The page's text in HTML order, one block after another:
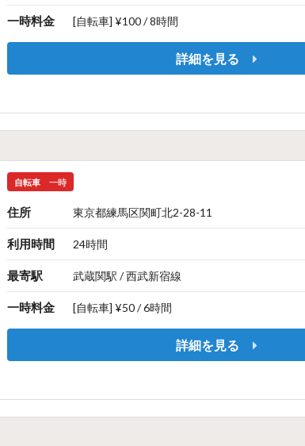
一時料金 [自転車] ¥100 / 8時間
詳細を見る
自転車 一時
住所 東京都練馬区関町北2-28-11
利用時間 24時間
最寄駅 武蔵関駅 / 西武新宿線
一時料金 [自転車] ¥50 / 6時間
詳細を見る